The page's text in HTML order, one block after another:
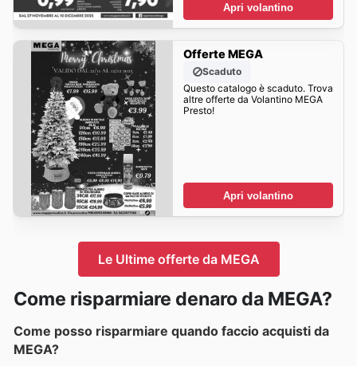
Apri volantino
Offerte MEGA
Scaduto
Questo catalogo è scaduto. Trova
altre offerte da Volantino MEGA
Presto!
Apri volantino
Le Ultime offerte da MEGA
Come risparmiare denaro da MEGA?
Come posso risparmiare quando faccio acquisti da
MEGA?